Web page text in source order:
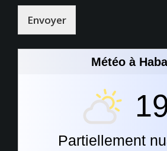
Envoyer
Météo à
Partiellement